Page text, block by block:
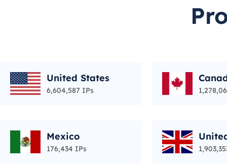
United States
6,604,587 IPs
Mexico
176,434 IPs